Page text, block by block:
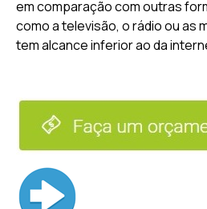
em comparação com outras
como a televisão, o rádio ou as
tem alcance inferior ao da